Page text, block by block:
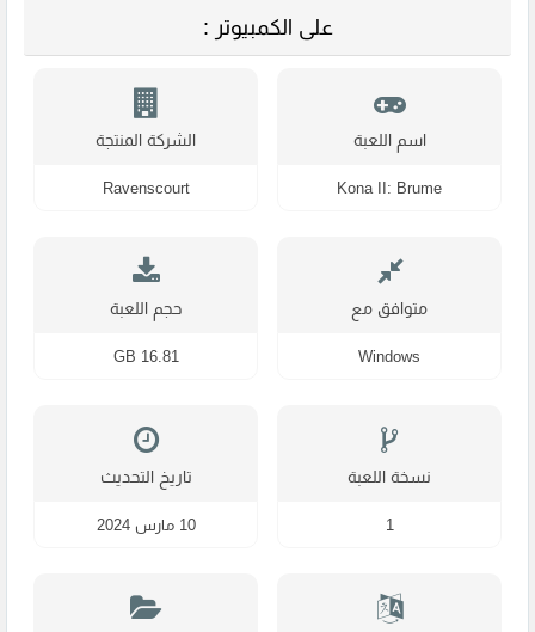
على الكمبيوتر :
اسم اللعبة
Kona II: Brume
الشركة المنتجة
Ravenscourt
متوافق مع
Windows
حجم اللعبة
16.81 GB
نسخة اللعبة
1
تاريخ التحديث
10 مارس 2024